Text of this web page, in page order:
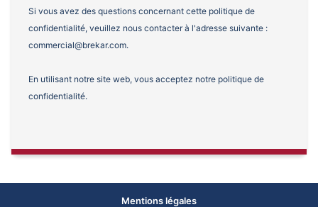
Si vous avez des questions concernant cette politique de
confidentialité, veuillez nous contacter à l'adresse suivante :
commercial@brekar.com.
En utilisant notre site web, vous acceptez notre politique de
confidentialité.
Mentions légales